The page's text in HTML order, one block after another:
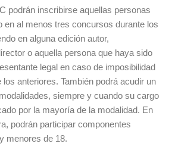
podrán inscribirse aquellas personas
en al menos tres concursos durante los
en alguna edición autor,
o aquella persona que haya sido
legal en caso de imposibilidad
los anteriores. También podrá acudir un
siempre y cuando su cargo
por la mayoría de la modalidad. En
podrán participar componentes
menores de 18.